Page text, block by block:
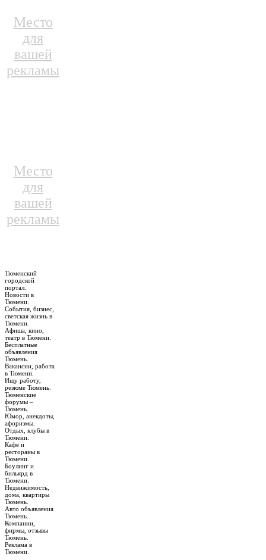
Место
для
вашей
рекламы
Место
для
вашей
рекламы
Тюменский
городской
портал.
Новости в
Тюмени.
События, бизнес,
светская жизнь в
Тюмени.
Афиша, кино,
театр в Тюмени.
Бесплатные
объявления
Тюмень.
Вакансии, работа
в Тюмени.
Ищу работу,
резюме Тюмень.
Тюменские
форумы –
Тюмень.
Юмор, анекдоты,
афоризмы.
Отдых, клубы в
Тюмени.
Кафе и
рестораны в
Тюмени.
Боулинг и
бильярд в
Тюмени.
Недвижимость,
дома, квартиры
Тюмень.
Авто объявления
Тюмень.
Компании,
фирмы, отзывы
Тюмень.
Реклама в
Тюмени.